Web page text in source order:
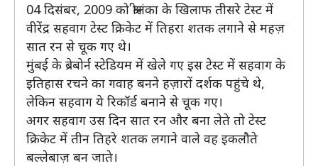
04 दिसंबर, 2009 को श्रीलंका के खिलाफ तीसरे टेस्ट में
वीरेंद्र सहवाग टेस्ट क्रिकेट में तिहरा शतक लगाने से महज़
सात रन से चूक गए थे।
मुंबई के ब्रेबोर्न स्टेडियम में खेले गए इस टेस्ट में सहवाग के
इतिहास रचने का गवाह बनने हज़ारों दर्शक पहुंचे थे,
लेकिन सहवाग ये रिकॉर्ड बनाने से चूक गए।
अगर सहवाग उस दिन सात रन और बना लेते तो टेस्ट
क्रिकेट में तीन तिहरे शतक लगाने वाले वह इकलौते
बल्लेबाज़ बन जाते।